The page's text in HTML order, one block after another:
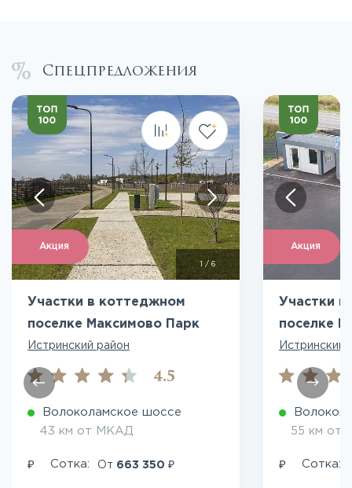
Спецпредложения
Акция
1 / 6
Участки в коттеджном
поселке Максимово Парк
Истринский район
4.5
Волоколамское шоссе
43 км от МКАД
₽ Сотка: От 663 350 ₽
Акция
Участки
поселке
Истринский
55 км от
₽ Сотка: